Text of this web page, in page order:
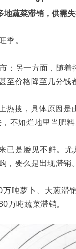
地蔬菜滞销，供需
季。
另一方面，随着
价格降至几分钱
热搜，具体原因
不如烂地里当肥料
已是屡见不鲜。
，要么是出现滞销。
吨萝卜、大葱滞
万吨蔬菜滞销。